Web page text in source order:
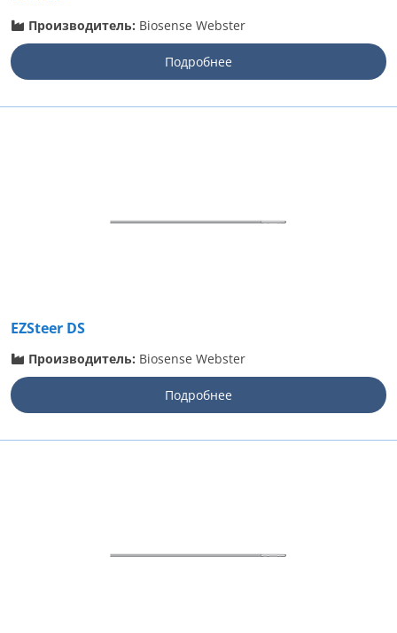
Производитель: Biosense Webster
Подробнее
EZSteer DS
Производитель: Biosense Webster
Подробнее